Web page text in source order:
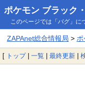
ポケモン ブラック
このページでは「バグ」に
ZAPAnet総合情報局 >
[ トップ| 一覧 | 最終更新 |